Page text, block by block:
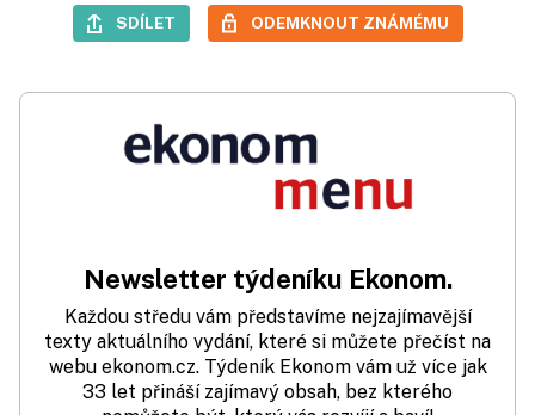
SDÍLET ODEMKNOUT ZNÁMÉMU
Newsletter týdeníku Ekonom.
Každou středu vám představíme nejzajímavější
texty aktuálního vydání, které si můžete přečíst na
webu ekonom.cz. Týdeník Ekonom vám už více jak
33 let přináší zajímavý obsah, bez kterého